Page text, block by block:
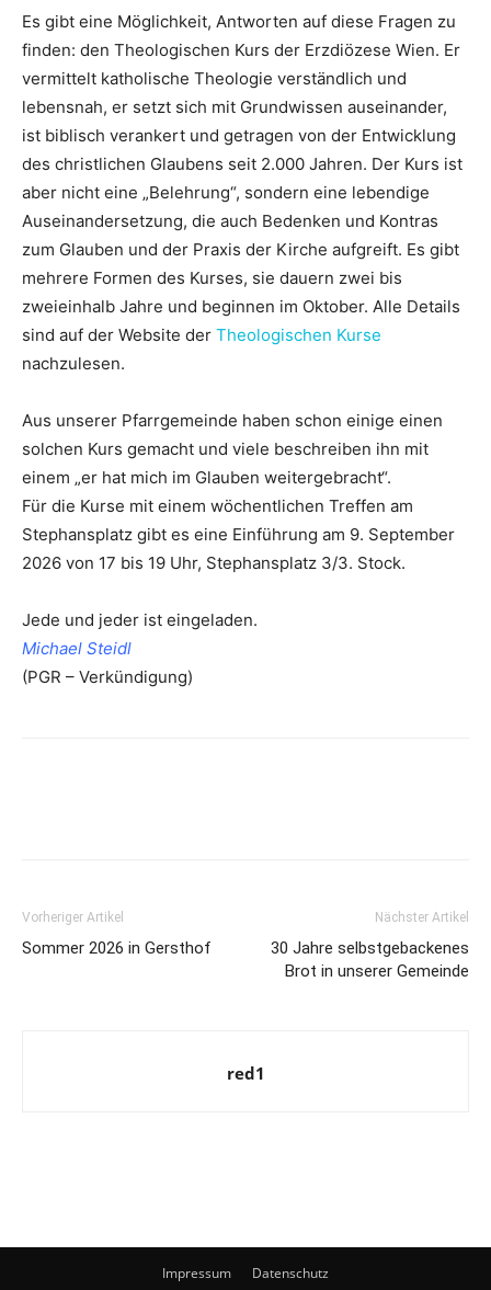
Es gibt eine Möglichkeit, Antworten auf diese Fragen zu
finden: den Theologischen Kurs der Erzdiözese Wien. Er
vermittelt katholische Theologie verständlich und
lebensnah, er setzt sich mit Grundwissen auseinander,
ist biblisch verankert und getragen von der Entwicklung
des christlichen Glaubens seit 2.000 Jahren. Der Kurs ist
aber nicht eine „Belehrung“, sondern eine lebendige
Auseinandersetzung, die auch Bedenken und Kontras
zum Glauben und der Praxis der Kirche aufgreift. Es gibt
mehrere Formen des Kurses, sie dauern zwei bis
zweieinhalb Jahre und beginnen im Oktober. Alle Details
sind auf der Website der Theologischen Kurse
nachzulesen.
Aus unserer Pfarrgemeinde haben schon einige einen
solchen Kurs gemacht und viele beschreiben ihn mit
einem „er hat mich im Glauben weitergebracht“.
Für die Kurse mit einem wöchentlichen Treffen am
Stephansplatz gibt es eine Einführung am 9. September
2026 von 17 bis 19 Uhr, Stephansplatz 3/3. Stock.
Jede und jeder ist eingeladen.
Michael Steidl
(PGR – Verkündigung)
Vorheriger Artikel
Sommer 2026 in Gersthof
Nächster Artikel
30 Jahre selbstgebackenes
Brot in unserer Gemeinde
red1
Impressum Datenschutz